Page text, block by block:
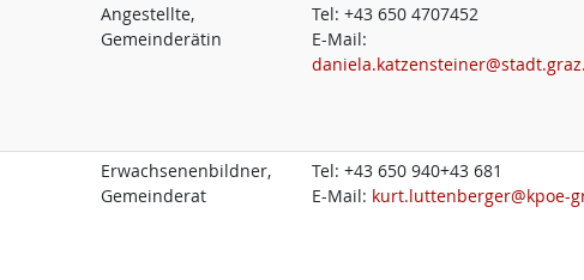
Angestellte,
Gemeinderätin
Tel:+43 650 4707452
E-Mail:
Erwachsenenbildner,
Gemeinderat
Tel:+43 650 940+43 681
E-Mail: kurt.luttenberger@kpoe-